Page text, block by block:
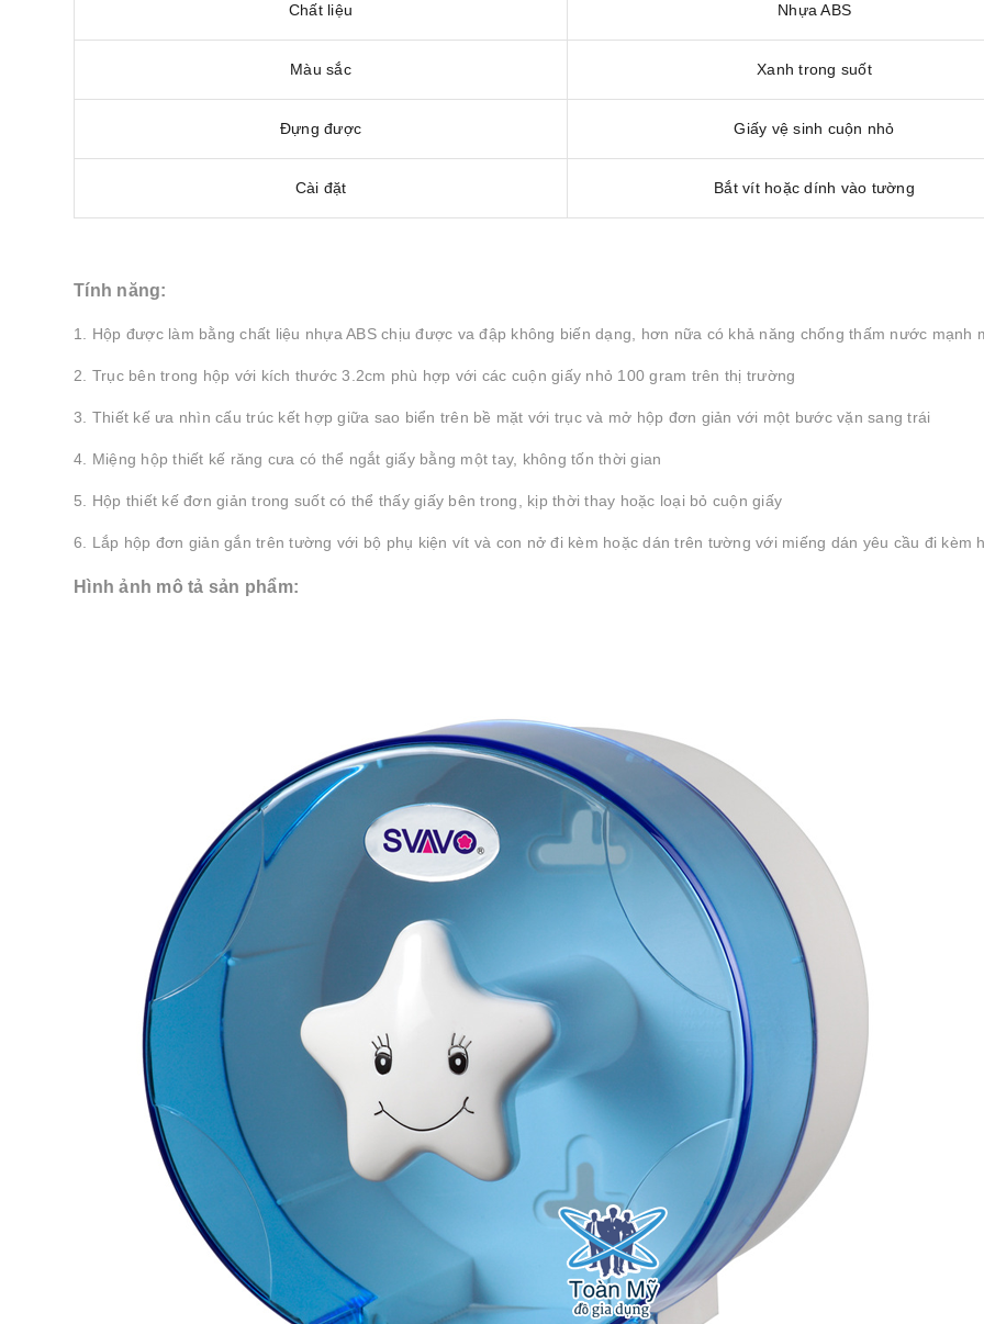
Chất liệu Nhựa ABS
Màu sắc Xanh trong suốt
Đựng được Giấy vệ sinh cuộn nhỏ
Cài đặt Bắt vít hoặc dính vào tường
Tính năng:
1. Hộp được làm bằng chất liệu nhựa ABS chịu được va đập không biến dạng, hơn nữa có khả năng chống thấm nước mạnh
2. Trục bên trong hộp với kích thước 3.2cm phù hợp với các cuộn giấy nhỏ 100 gram trên thị trường
3. Thiết kế ưa nhìn cấu trúc kết hợp giữa sao biển trên bề mặt với trục và mở hộp đơn giản với một bước vặn sang trái
4. Miệng hộp thiết kế răng cưa có thể ngắt giấy bằng một tay, không tốn thời gian
5. Hộp thiết kế đơn giản trong suốt có thể thấy giấy bên trong, kịp thời thay hoặc loại bỏ cuộn giấy
6. Lắp hộp đơn giản gắn trên tường với bộ phụ kiện vít và con nở đi kèm hoặc dán trên tường với miếng dán yêu cầu đi kèm
Hình ảnh mô tả sản phẩm: